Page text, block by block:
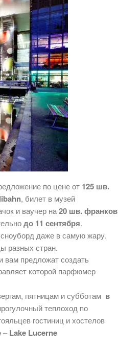
по цене от 125 шв.
, билет в музей
и ваучер на20 шв. франков
до 11 сентября.
даже в самую жару.
разных стран.
вам предложат создать
которой парфюмер
пятницам и субботам в
теплоход по
гостиниц и хостелов
– Lake Lucerne